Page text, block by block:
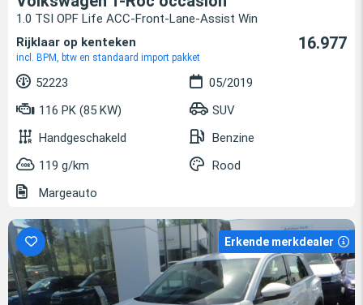
1.0 TSI OPF Life ACC-Front-Lane-Assist Win
Rijklaar op kenteken
incl. BPM, btw en standaard import pakket
16.977
52223
05/2019
116 PK (85 KW)
SUV
Handgeschakeld
Benzine
119 g/km
Rood
Margeauto
Erkende merkdealer